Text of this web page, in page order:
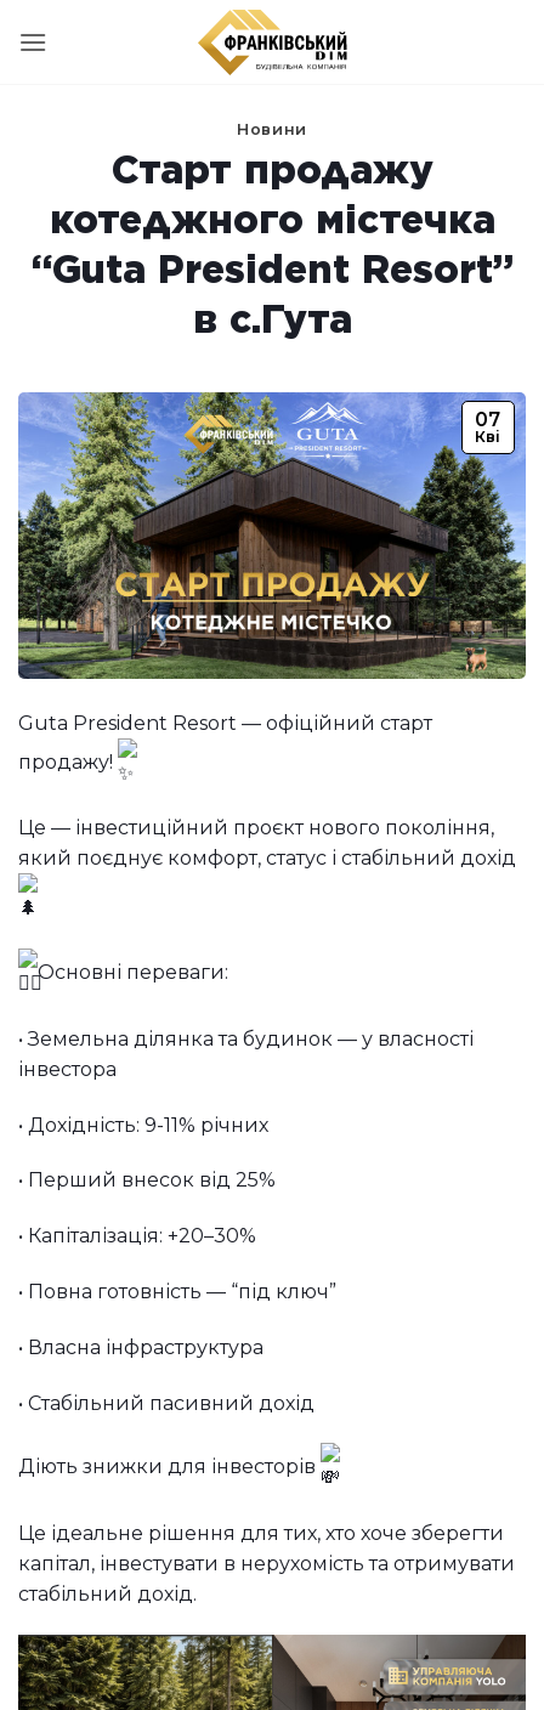
Новини
Старт продажу
котеджного містечка
“Guta President Resort”
в с.Гута
07
Кві
Guta President Resort — офіційний старт
продажу!
Це — інвестиційний проєкт нового покоління,
який поєднує комфорт, статус і стабільний дохід
Основні переваги:
• Земельна ділянка та будинок — у власності
інвестора
• Дохідність: 9-11% річних
• Перший внесок від 25%
• Капіталізація: +20–30%
• Повна готовність — “під ключ”
• Власна інфраструктура
• Стабільний пасивний дохід
Діють знижки для інвесторів
Це ідеальне рішення для тих, хто хоче зберегти
капітал, інвестувати в нерухомість та отримувати
стабільний дохід.